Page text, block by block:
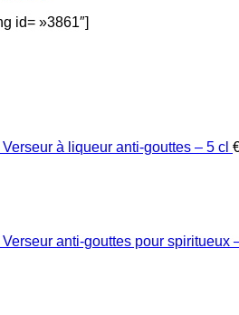
id= »3861″]
Verseur à liqueur anti-gouttes – 5 cl
Verseur anti-gouttes pour spiritueux